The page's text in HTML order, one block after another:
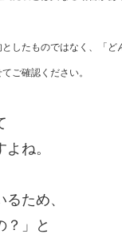
したものではなく、「
ご確認ください。
ね。
ため、
？」と